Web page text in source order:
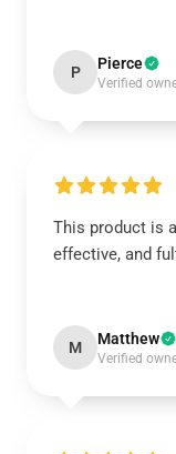
P Pierce
Verified
This product is
effective, and
M Matthew
Verified